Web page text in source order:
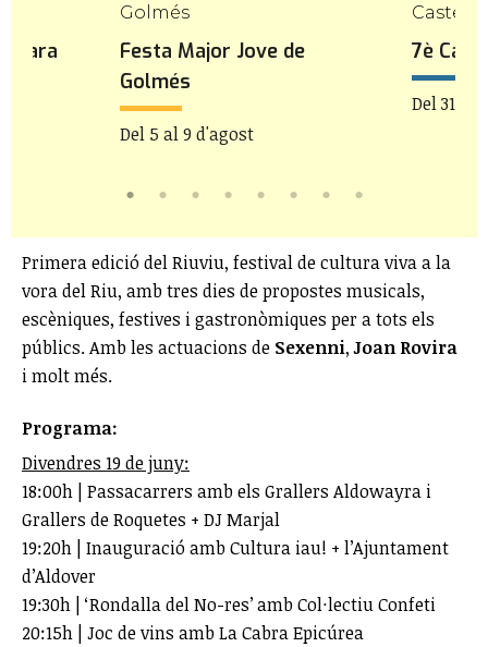
Golmés
Festa Major Jove de
Golmés
Del 5 al 9 d'agost
7è
Del 31
Primera edició del Riuviu, festival de cultura viva a la
vora del Riu, amb tres dies de propostes musicals,
escèniques, festives i gastronòmiques per a tots els
públics. Amb les actuacions de Sexenni,Joan Rovira
i molt més.
Programa:
Divendres 19 de juny:
18:00h | Passacarrers amb els Grallers Aldowayra i
Grallers de Roquetes + DJ Marjal
19:20h | Inauguració amb Cultura iau! + l’Ajuntament
d’Aldover
19:30h | ‘Rondalla del No-res’ amb Col·lectiu Confeti
20:15h | Joc de vins amb La Cabra Epicúrea